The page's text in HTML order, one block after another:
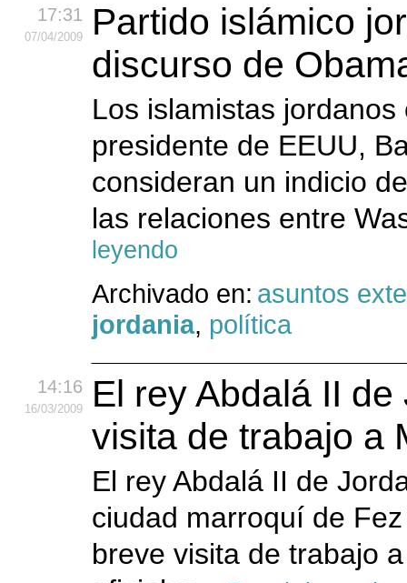
17:31
07/04/2009
Partido islámico
discurso de
Los islamistas
presidente de EEUU,
consideran un indicio
las relaciones entre
leyendo
Archivado en: asuntos
jordania, política
14:16
16/03/2009
El rey Abdalá II
visita de trabajo a
El rey Abdalá II de
ciudad marroquí de
breve visita de trabajo